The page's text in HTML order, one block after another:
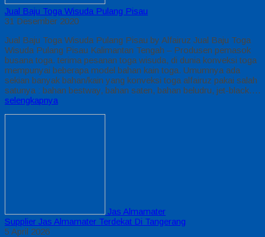
Jual Baju Toga Wisuda Pulang Pisau
31 Desember 2020
Jual Baju Toga Wisuda Pulang Pisau by Alfairuz Jual Baju Toga
Wisuda Pulang Pisau Kalimantan Tengah – Produsen pemasok
busana toga. terima pesanan toga wisuda, di dunia konveksi toga
mempunyai beberapa model bahan kain toga. Umumnya ada
sekian banyak bahan/kain yang konveksi toga alfairuz pakai salah
satunya : bahan bestway, bahan saten, bahan beludru, jet-black….
selengkapnya
Jas Almamater
Supplier Jas Almamater Terdekat Di Tangerang
5 April 2026